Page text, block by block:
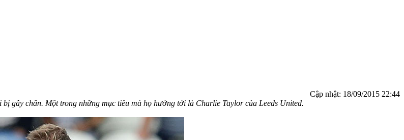
Cập nhật: 18/09/2015 22:44
gẫy chân. Một trong những mục tiêu mà họ hướng tới là Charlie Taylor của Leeds United.